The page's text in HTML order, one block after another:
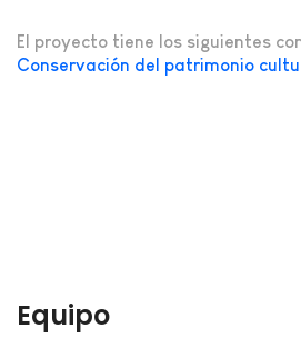
El proyecto tiene los siguientes
Conservación del patrimonio
Equipo